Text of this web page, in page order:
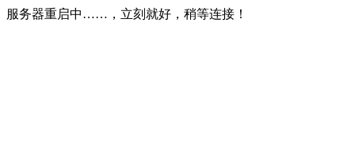
服务器重启中……，立刻就好，稍等连接！